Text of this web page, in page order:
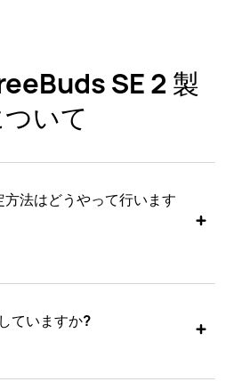
SE 2 製
いて
法はどうやって行います
ていますか?